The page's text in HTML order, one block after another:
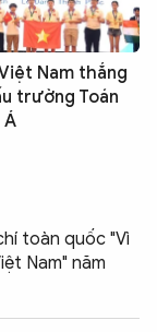
Nam thắng
trường Toán
Á
toàn quốc "Vì
Nam" năm